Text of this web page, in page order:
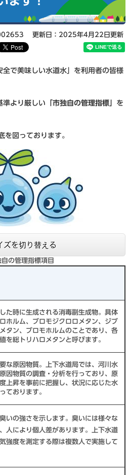
更新日：2025年4月22日更新
で美味しい水道水」を利用者の皆様
準より厳しい 「市独自の管理指標」 を
図っております。
ズを切り替える
自の管理指標項目
た時に生成される消毒副生成物。具体
ホルム、ブロモジクロロメタン、ジブ
タン、ブロモホルムのことであり、各
を総トリハロメタンと呼びます。
な原因物質。上下水道局では、河川水
因物質の調査・分析を行っており、原
上昇を事前に把握し、状況に応じた水
ております。
いの強さを示します。臭いには様々な
人により個人差があります。上下水道
強度を測定する際は複数人で実施して